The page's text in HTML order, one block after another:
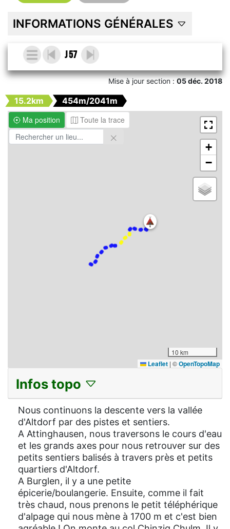
INFORMATIONS GÉNÉRALES
J 57
Mise à jour section :05 déc. 2018
15.2km
454m/2041m
Ma position
Toute la trace
+
−
10 km
Leaflet | ©OpenTopoMap
Infos topo
Nous continuons la descente vers la vallée
d'Altdorf par des pistes et sentiers.
A Attinghausen, nous traversons le cours d'eau
et les grands axes pour nous retrouver sur des
petits sentiers balisés à travers près et petits
quartiers d'Altdorf.
A Burglen, il y a une petite
épicerie/boulangerie. Ensuite, comme il fait
très chaud, nous prenons le petit téléphérique
d'alpage qui nous mène à 1700 m et c'est bien